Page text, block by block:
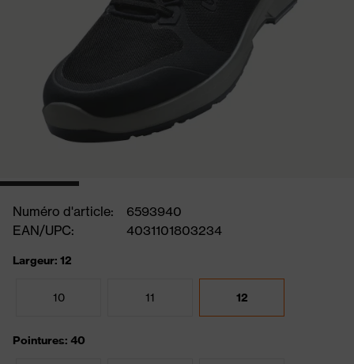
Numéro d'article:
6593940
EAN/UPC:
4031101803234
Largeur: 12
10 11 12
Pointures: 40